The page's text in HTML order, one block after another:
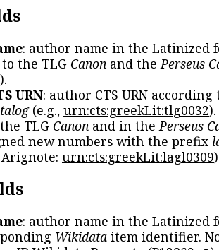
: author name in the Latinized
the TLG Canon and thePerseus
).
URN: author CTS URN according
(e.g., urn:cts:greekLit:tlg0032
TLG Canon and in thePerseus
new numbers with the prefix
urn:cts:greekLit:lagl0309
: author name in the Latinized
Wikidata item identifier.